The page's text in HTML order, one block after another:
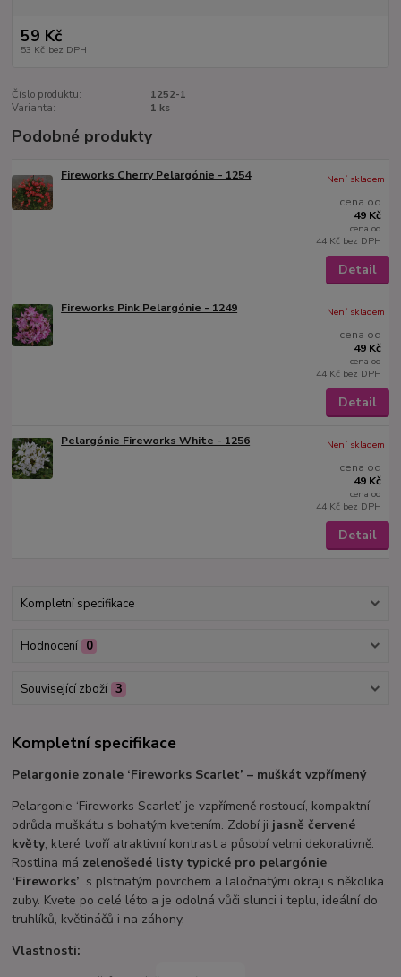
59 Kč
53 Kč bez DPH
Číslo produktu:
1252-1
Varianta:
1 ks
Podobné produkty
Fireworks Cherry Pelargónie - 1254
cena od
49 Kč
cena od
44 Kč bez DPH
Není skladem
Detail
Fireworks Pink Pelargónie - 1249
cena od
49 Kč
cena od
44 Kč bez DPH
Není skladem
Detail
Pelargónie Fireworks White - 1256
cena od
49 Kč
cena od
44 Kč bez DPH
Není skladem
Detail
Kompletní specifikace
Hodnocení 0
Související zboží 3
Kompletní specifikace
Pelargonie zonale ‘Fireworks Scarlet’ – muškát vzpřímený
Pelargonie ‘Fireworks Scarlet’ je vzpřímeně rostoucí, kompaktní
odrůda muškátu s bohatým kvetením. Zdobí ji jasně červené
květy, které tvoří atraktivní kontrast a působí velmi dekorativně.
Rostlina má zelenošedé listy typické pro pelargónie
‘Fireworks’, s plstnatým povrchem a laločnatými okraji s několika
zuby. Kvete po celé léto a je odolná vůči slunci i teplu, ideální do
truhlíků, květináčů i na záhony.
Vlastnosti: